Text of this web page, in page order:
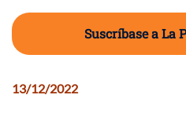
Suscríbase a La
13/12/2022